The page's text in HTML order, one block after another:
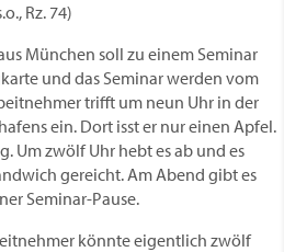
Rz. 74)
München soll zu einem Seminar
und das Seminar werden vom
trifft um neun Uhr in der
ein. Dort isst er nur einen Apfel.
Um zwölf Uhr hebt es ab und es
gereicht. Am Abend gibt es
Seminar-Pause.
könnte eigentlich zwölf